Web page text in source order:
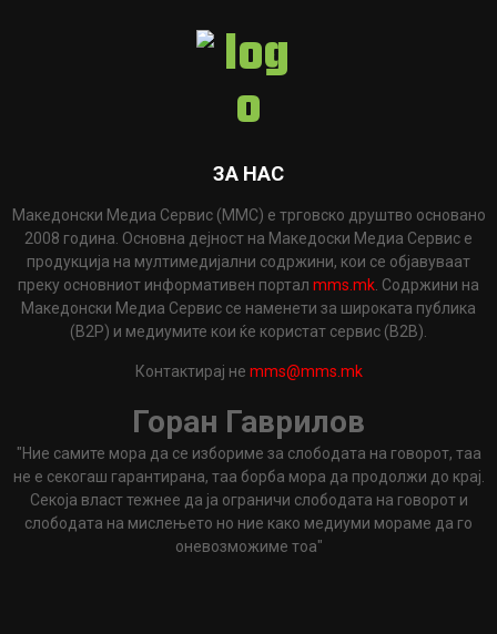
ЗА НАС
Македонски Медиа Сервис (ММС) е трговско друштво основано
2008 година. Основна дејност на Македоски Медиа Сервис е
продукција на мултимедијални содржини, кои се објавуваат
преку основниот информативен портал mms.mk . Содржини на
Македонски Медиа Сервис се наменети за широката публика
(B2P) и медиумите кои ќе користат сервис (B2B).
Контактирај не mms@mms.mk
Горан Гаврилов
"Ние самите мора да се избориме за слободата на говорот, таа
не е секогаш гарантирана, таа борба мора да продолжи до крај.
Секоја власт тежнее да ја ограничи слободата на говорот и
слободата на мислењето но ние како медиуми мораме да го
оневозможиме тоа"